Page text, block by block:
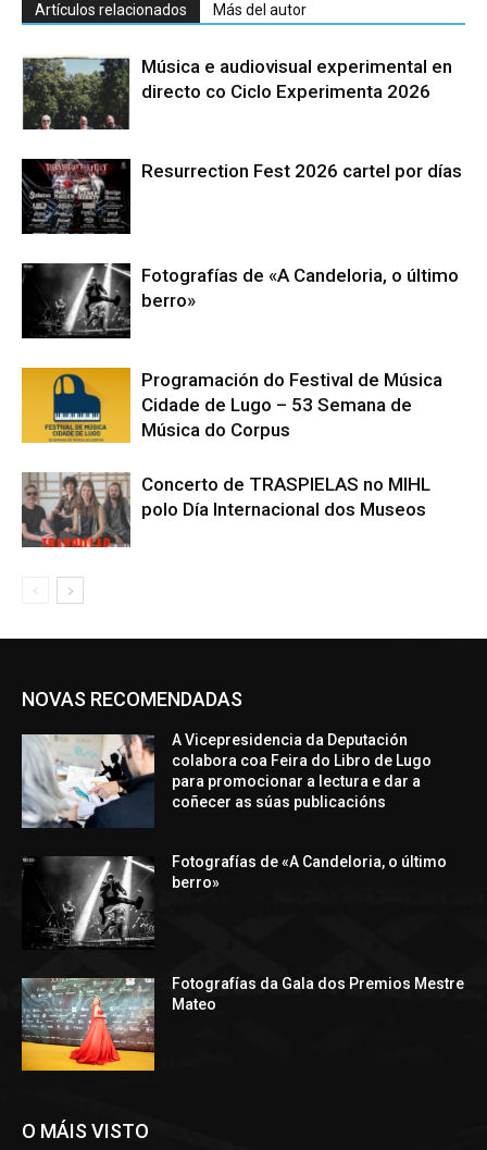
Artículos relacionados Más del autor
Música e audiovisual experimental en
directo co Ciclo Experimenta 2026
Resurrection Fest 2026 cartel por días
Fotografías de «A Candeloria, o último
berro»
Programación do Festival de Música
Cidade de Lugo – 53 Semana de
Música do Corpus
Concerto de TRASPIELAS no MIHL
polo Día Internacional dos Museos
NOVAS RECOMENDADAS
A Vicepresidencia da Deputación
colabora coa Feira do Libro de Lugo
para promocionar a lectura e dar a
coñecer as súas publicacións
Fotografías de «A Candeloria, o último
berro»
Fotografías da Gala dos Premios Mestre
Mateo
O MÁIS VISTO